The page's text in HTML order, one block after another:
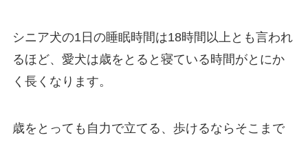
シニア犬の1日の睡眠時間は18時間以上とも言われ
るほど、愛犬は歳をとると寝ている時間がとにか
く長くなります。
歳をとっても自力で立てる、歩けるならそこまで